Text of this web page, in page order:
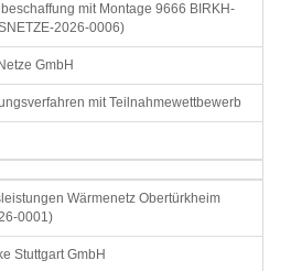
mit Montage 9666 BIRKH-
2026-0006)
GmbH
mit Teilnahmewettbewerb
Wärmenetz Obertürkheim
0001)
Stuttgart GmbH